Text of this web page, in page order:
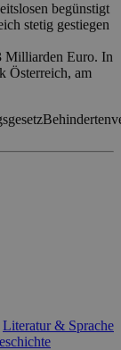
begünstigt
stetig gestiegen
Milliarden Euro. In
Österreich, am
Literatur & Sprache